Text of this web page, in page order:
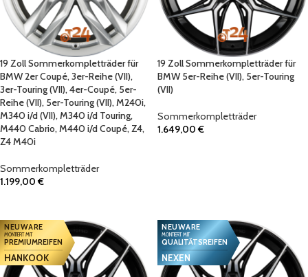
19 Zoll Sommerkompletträder für
BMW 2er Coupé, 3er-Reihe (VII),
3er-Touring (VII), 4er-Coupé, 5er-
Reihe (VII), 5er-Touring (VII), M240i,
M340 i/d (VII), M340 i/d Touring,
M440 Cabrio, M440 i/d Coupé, Z4,
Z4 M40i
Sommerkompletträder
1.199,00€
19 Zoll Sommerkompletträder für
BMW 5er-Reihe (VII), 5er-Touring
(VII)
Sommerkompletträder
1.649,00€
NEUWARE
MONTIERT MIT
PREMIUMREIFEN
HANKOOK
NEUWARE
MONTIERT MIT
QUALITÄTSREIFEN
NEXEN